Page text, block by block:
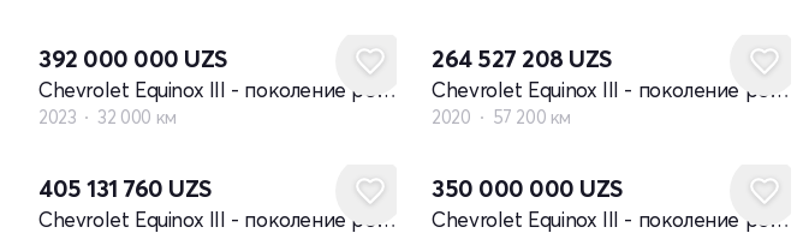
392 000 000 UZS
Chevrolet Equinox III - поколение рестайлинг
2023 32 000 км
264 527 208 UZS
Chevrolet Equinox III - поколение рестайлинг
2020 57 200 км
405 131 760 UZS
Chevrolet Equinox III - поколение рестайлинг
350 000 000 UZS
Chevrolet Equinox III - поколение рестайлинг